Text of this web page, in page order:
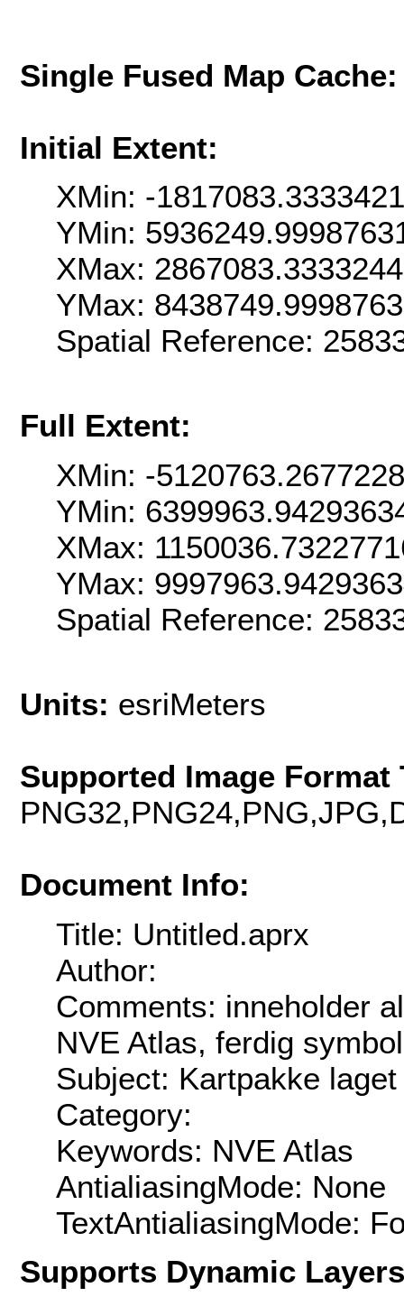
Single Fused Map
Initial Extent:
XMin: -
YMin:
XMax:
YMax:
Spatial Reference:
Full Extent:
XMin: -
YMin:
XMax:
YMax:
Spatial Reference:
Units: esriMeters
Supported Image Format
Document Info:
Title: Untitled.aprx
Author:
Comments: inneholder
NVE Atlas, ferdig
Subject: Kartpakke
Category:
Keywords: NVE Atlas
AntialiasingMode: None
TextAntialiasingMode:
Supports Dynamic